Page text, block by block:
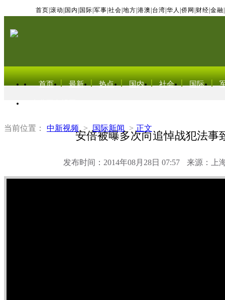
首页 滚动 国内 国际 军事 社会 地方 港澳 台湾 华人 侨网 财经 金融
首页 最新 热点 国内 社会 国际
当前位置： 中新视频 > 国际新闻 > 正文
安倍被曝多次向追悼战犯法事
发布时间：2014年08月28日 07:57 来源：上